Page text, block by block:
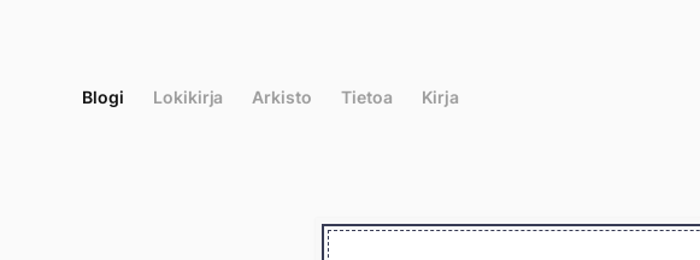
Blogi Lokikirja Arkisto Tietoa Kirja